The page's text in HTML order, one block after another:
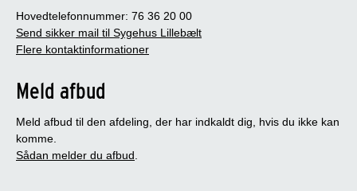
Hovedtelefonnummer: 76 36 20 00
Send sikker mail til Sygehus Lillebælt
Flere kontaktinformationer
Meld afbud
Meld afbud til den afdeling, der har indkaldt dig, hvis du ikke kan
komme.
Sådan melder du afbud.